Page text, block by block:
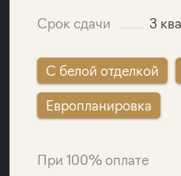
Срок сдачи
3
C белой отделкой
Европланировка
При 100% оплате